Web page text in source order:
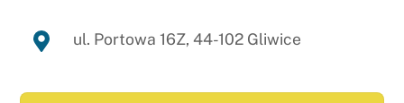
ul. Portowa 16Z, 44-102 Gliwice